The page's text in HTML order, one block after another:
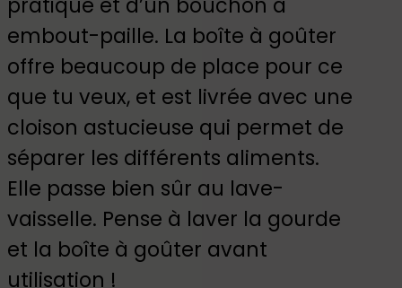
embout-paille. La boîte à goûter
offre beaucoup de place pour ce
que tu veux, et est livrée avec une
cloison astucieuse qui permet de
séparer les différents aliments.
Elle passe bien sûr au lave-
vaisselle. Pense à laver la gourde
et la boîte à goûter avant
utilisation !